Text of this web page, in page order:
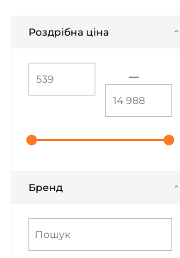
Роздрібна ціна
—
Бренд